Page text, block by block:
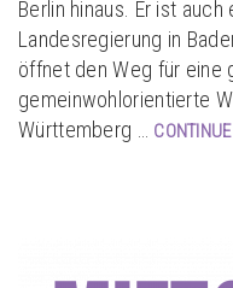
Berlin hinaus. Er ist
Landesregierung in
öffnet den Weg für eine
gemeinwohlorientierte
Württemberg …